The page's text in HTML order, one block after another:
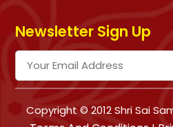
Newsletter Sign Up
Copyright © 2012 Shri Sai